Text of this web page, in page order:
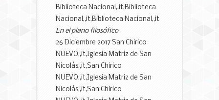
Biblioteca Nacional,,it,Biblioteca
Nacional,,it,Biblioteca Nacional,,it
En el plano filosófico
26 Diciembre 2017 San Chirico
NUEVO,,it,Iglesia Matriz de San
Nicolás,,it,San Chirico
NUEVO,,it,Iglesia Matriz de San
Nicolás,,it,San Chirico